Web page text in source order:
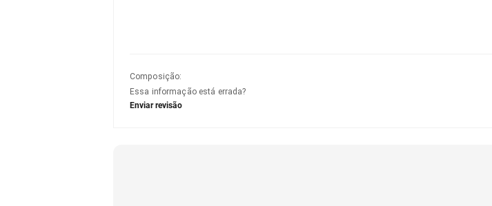
Composição:
Essa informação está errada?
Enviar revisão